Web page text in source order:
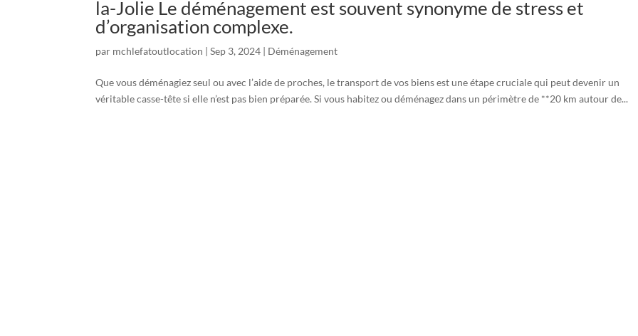
la-Jolie Le déménagement est souvent synonyme de stress et
d’organisation complexe.
par mchlefatoutlocation |Sep 3, 2024 | Déménagement
Que vous déménagiez seul ou avec l’aide de proches, le transport de vos biens est une étape cruciale qui peut devenir un
véritable casse-tête si elle n’est pas bien préparée. Si vous habitez ou déménagez dans un périmètre de **20 km autour de...